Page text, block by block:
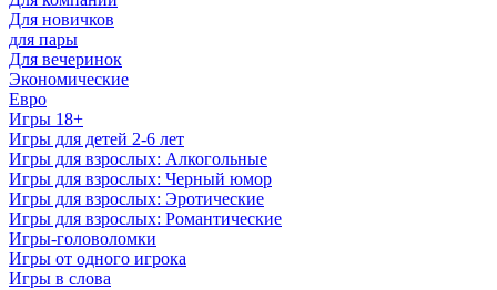
Для новичков
для пары
Для вечеринок
Экономические
Евро
Игры 18+
Игры для детей 2-6 лет
Игры для взрослых: Алкогольные
Игры для взрослых: Черный юмор
Игры для взрослых: Эротические
Игры для взрослых: Романтические
Игры-головоломки
Игры от одного игрока
Игры в слова